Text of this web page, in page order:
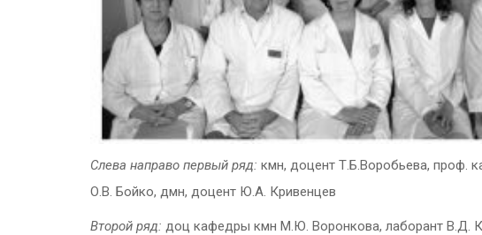
Слева направо первый ряд: кмн, доцент Т.Б.Воробьева, проф.
О.В. Бойко, дмн, доцент Ю.А. Кривенцев
Второй ряд: доц кафедры кмн М.Ю. Воронкова, лаборант В.Д.